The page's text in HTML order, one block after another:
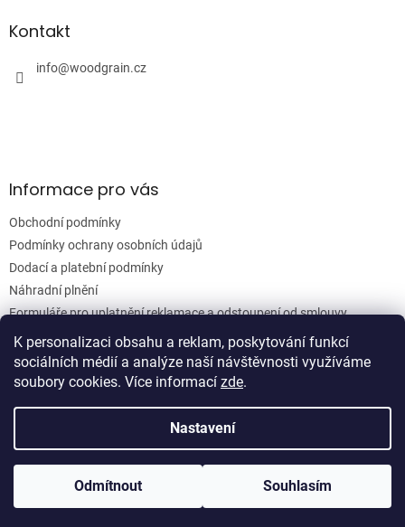
K personalizaci obsahu a reklam, poskytování funkcí
sociálních médií a analýze naší návštěvnosti využíváme
soubory cookies. Více informací zde.
Nastavení
Odmítnout Souhlasím
aKontakt
info@woodgrain.cz
Informace pro vás
Obchodní podmínky
Podmínky ochrany osobních údajů
Dodací a platební podmínky
Náhradní plnění
Formuláře pro uplatnění reklamace a odstoupení od smlouvy
Moje objednávka
Woodgrain s.r.o.
Upravit nastavení cookies